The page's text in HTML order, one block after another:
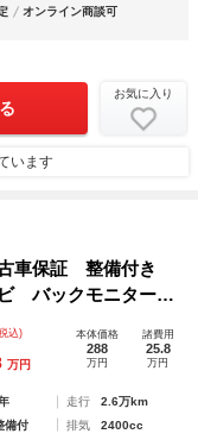
オンライン商談可
お気に入り
います
車保証 整備付き
ビ バックモニター
込)
万円
本体価格
288
万円
諸費用
25.8
万円
走行
2.6万km
備付 排気
2400cc